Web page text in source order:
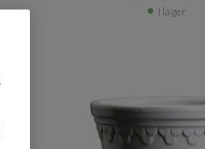
I lager